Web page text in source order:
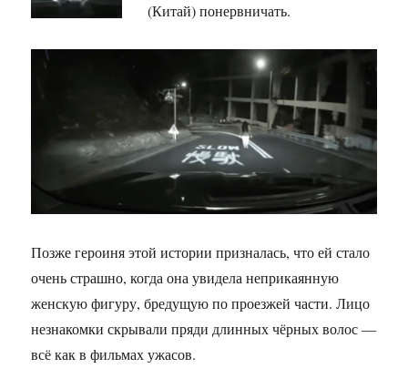
(Китай) понервничать.
Позже героиня этой истории призналась, что ей стало
очень страшно, когда она увидела неприкаянную
женскую фигуру, бредущую по проезжей части. Лицо
незнакомки скрывали пряди длинных чёрных волос —
всё как в фильмах ужасов.